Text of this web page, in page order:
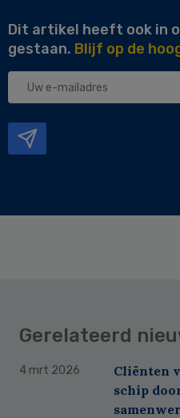
Dit artikel heeft ook in
gestaan. Blijf op de
Uw
Gerelateerd
4 mrt 2026
Cliënten
schip